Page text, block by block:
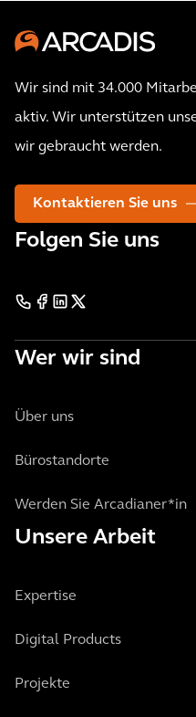
Wir sind mit 34.000
aktiv. Wir unterstützen
wir gebraucht werden.
Kontaktieren Sie uns
Folgen Sie uns
Wer wir sind
Über uns
Bürostandorte
Werden Sie Arcadianer*in
Unsere Arbeit
Expertise
Digital Products
Projekte